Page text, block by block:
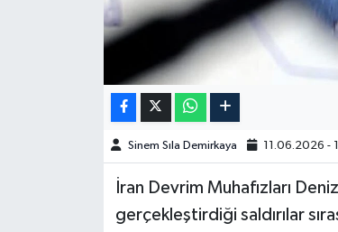
Sinem Sıla Demirkaya 11.06.2026 -
İran Devrim Muhafızları
gerçekleştirdiği saldırılar
Hava Durumu
Kültür Sanat